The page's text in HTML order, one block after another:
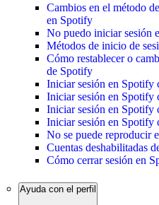
Cambios en el método
en Spotify
No puedo iniciar sesión
Métodos de inicio de
Cómo restablecer o
de Spotify
Iniciar sesión en Spotify
Iniciar sesión en Spotify
Iniciar sesión en Spotify
Iniciar sesión en Spotify
No se puede reproducir
Cuentas deshabilitadas
Cómo cerrar sesión en
Ayuda con el perfil